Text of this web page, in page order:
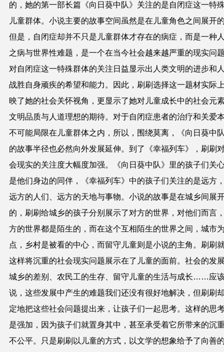
的，她的第一部长篇《向日葵中队》关注的是自闭症这一特
儿童群体。小说主要的故事空间虽然是在儿童角色之间展开
但是，自闭症却并不只是儿童群体才存在的病症，而是一种
之病与世界性难题，是一个在当今社会越来越严重的现实问
对自闭症这一特殊群体的关注日益显示出人类文明的进步和
战胜自身顽疾的希望和能力。因此，刷刷选择这一题材实际
映了她的社会关怀视角，更显示了她对儿童成长中的社会元
文明品质与人道理想的期待。对于自闭症患者的治疗和关爱
不可能局限在儿童群体之内，所以，围绕莫离，《向日葵中
的故事半径也必然向外发展延伸。到了《幸福列车》，刷刷
会现实的关注度大幅度加强。《向日葵中队》里的孩子们关
是他们身边的同伴，《幸福列车》中的孩子们关注的是远方
远方的人们、远方的天地与事物。小说的故事是在城乡间展
的，刷刷给城乡的孩子分别展示了对方的世界，对他们而言
方的世界都是陌生的，而在这个互相陌生的世界之间，城市
点，乡村是被看的中心，而留守儿童则是小说的主角。刷刷
这样将沉重的社会现实问题展示在了儿童的面前。社会的发
城乡的差别、农民工的生存、留守儿童的生活与成长……应
说，这些发展中产生的难题我们还没有很好地解决，但刷刷
定地把这些社会问题提出来，让孩子们一起思考。这样的思
是强加，因为孩子们就置身其中，甚至承受着它所带来的沉
不公平。只是刷刷以儿童的方式，以文学的想象给予了向善